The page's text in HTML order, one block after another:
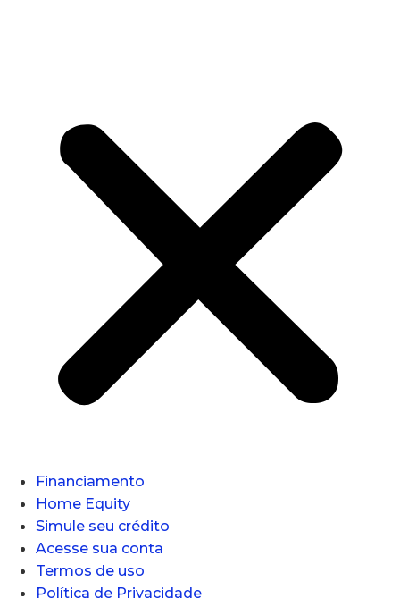
Financiamento
Home Equity
Simule seu crédito
Acesse sua conta
Termos de uso
Política de Privacidade